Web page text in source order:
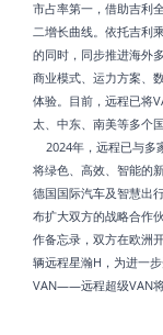
市占率第一，借助吉利
二增长曲线。依托吉利
的同时，同步推进海外
商业模式、运力方案、
体验。目前，远程已将
太、中东、南美等多个国
2024年，远程已与多
将绿色、高效、智能的
德国国际汽车及智慧出
布扩大双方的战略合作
作备忘录，双方在欧洲
辆远程星瀚H，为进一
VAN——远程超级VAN将